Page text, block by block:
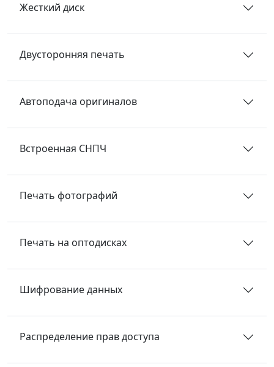
Жесткий диск
Двусторонняя печать
Автоподача оригиналов
Встроенная СНПЧ
Печать фотографий
Печать на оптодисках
Шифрование данных
Распределение прав доступа